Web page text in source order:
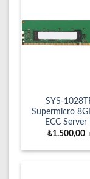
SYS-
Supermicro
ECC Server
₺1.500,00